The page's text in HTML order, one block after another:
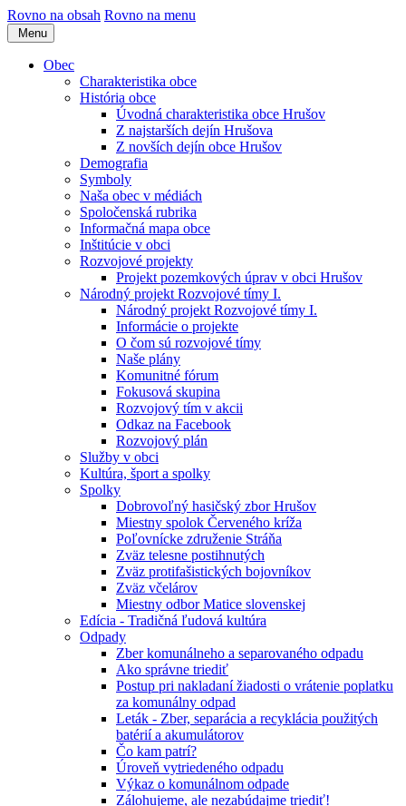
Rovno na obsah Rovno na menu
Menu
Obec
Charakteristika obce
História obce
Úvodná charakteristika obce Hrušov
Z najstarších dejín Hrušova
Z novších dejín obce Hrušov
Demografia
Symboly
Naša obec v médiách
Spoločenská rubrika
Informačná mapa obce
Inštitúcie v obci
Rozvojové projekty
Projekt pozemkových úprav v obci Hrušov
Národný projekt Rozvojové tímy I.
Národný projekt Rozvojové tímy I.
Informácie o projekte
O čom sú rozvojové tímy
Naše plány
Komunitné fórum
Fokusová skupina
Rozvojový tím v akcii
Odkaz na Facebook
Rozvojový plán
Služby v obci
Kultúra, šport a spolky
Spolky
Dobrovoľný hasičský zbor Hrušov
Miestny spolok Červeného kríža
Poľovnícke združenie Stráňa
Zväz telesne postihnutých
Zväz protifašistických bojovníkov
Zväz včelárov
Miestny odbor Matice slovenskej
Edícia - Tradičná ľudová kultúra
Odpady
Zber komunálneho a separovaného odpadu
Ako správne triediť
Postup pri nakladaní žiadosti o vrátenie poplatku
za komunálny odpad
Leták - Zber, separácia a recyklácia použitých
batérií a akumulátorov
Čo kam patrí?
Úroveň vytriedeného odpadu
Výkaz o komunálnom odpade
Zálohujeme, ale nezabúdajme triediť!